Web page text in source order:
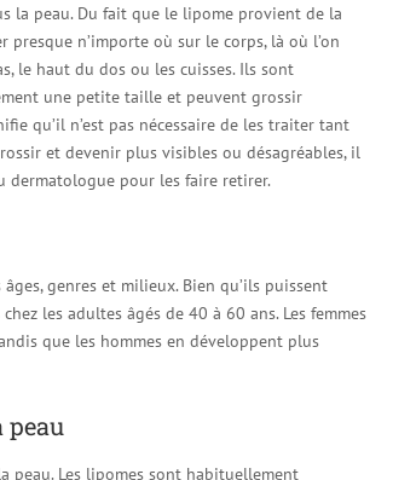
la peau. Du fait que le lipome provient de la
n’importe où sur le corps, là où l’on
le haut du dos ou les cuisses. Ils sont
une petite taille et peuvent grossir
qu’il n’est pas nécessaire de les traiter tant
et devenir plus visibles ou désagréables, il
dermatologue pour les faire retirer.
genres et milieux. Bien qu’ils puissent
les adultes âgés de 40 à 60 ans. Les femmes
que les hommes en développent plus
peau
peau. Les lipomes sont habituellement